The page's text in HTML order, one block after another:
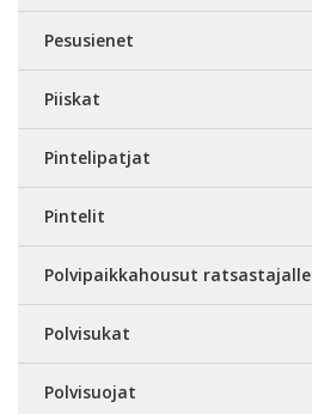
Pesusienet
Piiskat
Pintelipatjat
Pintelit
Polvipaikkahousut ratsastajalle
Polvisukat
Polvisuojat